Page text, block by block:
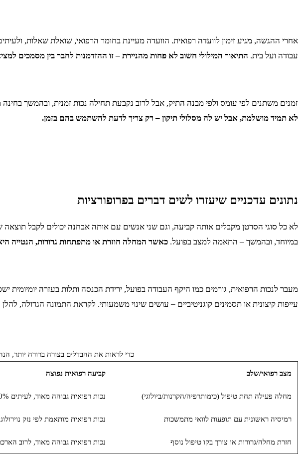
אחרי ההגשה, מגיע זימון לוועדה רפואית. הוועדה מעיינת בחומר הרפואי, שואלת שאלות,
עבודה ועל בית. התיאור המילולי חשוב לא פחות מהניירת – זו ההזדמנות לחבר בין מסמכים
זמנים משתנים לפי עומס ולפי מבנה התיק, אבל לרוב נקבעת תחילה נכות זמנית, ובהמשך
לא תמיד מושלמת, אבל יש לה מסלולי תיקון – רק צריך לדעת להשתמש בהם בזמן.
נתונים עדכניים שיעזרו לשים דברים בפרופורציות
לא כל סוגי הסרטן מקבלים אותה קביעה, וגם שני אנשים עם אותה אבחנה יכולים לקבל תוצאה
במיוחד, ובהמשך – התאמה למצב בפועל. כאשר המחלה חוזרת או מתפתחות גרורות, הנטייה
מעבר לנכות הרפואית, גורמים כמו היקף העבודה בפועל, ירידת הכנסה ותלות בעזרה
עייפות קיצונית או תסמינים קוגניטיביים – עושים שינוי משמעותי. לקראת התמונה הגדולה,
כדי לראות את ההבדלים בצורה ברורה יותר,
מצב רפואי/שלב קביעה רפואית נפוצה
מחלה פעילה תחת טיפול (כימותרפיה/הקרנות/ביולוגי) נכות רפואית גבוהה מאוד, לעיתים 100% זמנית לחצי שנה-שנה
רמיסיה ראשונית עם תופעות לוואי מתמשכות נכות רפואית מותאמת לפי נזק
חזרת מחלה/גרורות או צורך בקו טיפול נוסף נכות רפואית גבוהה מאוד, לרוב